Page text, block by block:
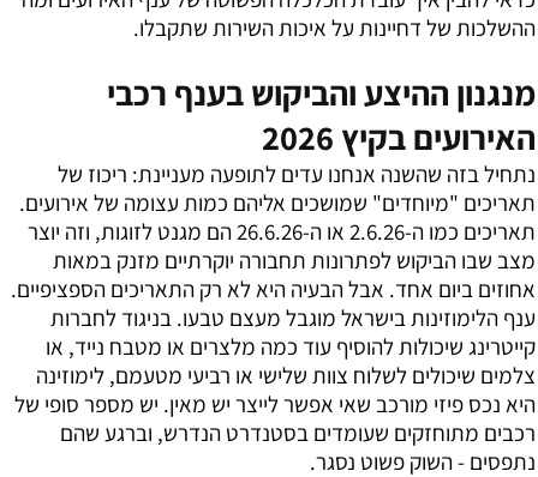
ההשלכות של דחיינות על איכות השירות שתקבלו.
מנגנון ההיצע והביקוש בענף רכבי
האירועים בקיץ 2026
נתחיל בזה שהשנה אנחנו עדים לתופעה מעניינת: ריכוז של
תאריכים "מיוחדים" שמושכים אליהם כמות עצומה של אירועים.
תאריכים כמו ה-2.6.26 או ה-26.6.26 הם מגנט לזוגות, וזה יוצר
מצב שבו הביקוש לפתרונות תחבורה יוקרתיים מזנק במאות
אחוזים ביום אחד. אבל הבעיה היא לא רק התאריכים הספציפיים.
ענף הלימוזינות בישראל מוגבל מעצם טבעו. בניגוד לחברות
קייטרינג שיכולות להוסיף עוד כמה מלצרים או מטבח נייד, או
צלמים שיכולים לשלוח צוות שלישי או רביעי מטעמם, לימוזינה
היא נכס פיזי מורכב שאי אפשר לייצר יש מאין. יש מספר סופי של
רכבים מתוחזקים שעומדים בסטנדרט הנדרש, וברגע שהם
נתפסים - השוק פשוט נסגר.